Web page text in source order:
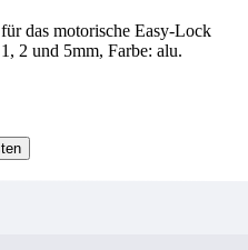
das motorische Easy-Lock
2 und 5mm, Farbe: alu.